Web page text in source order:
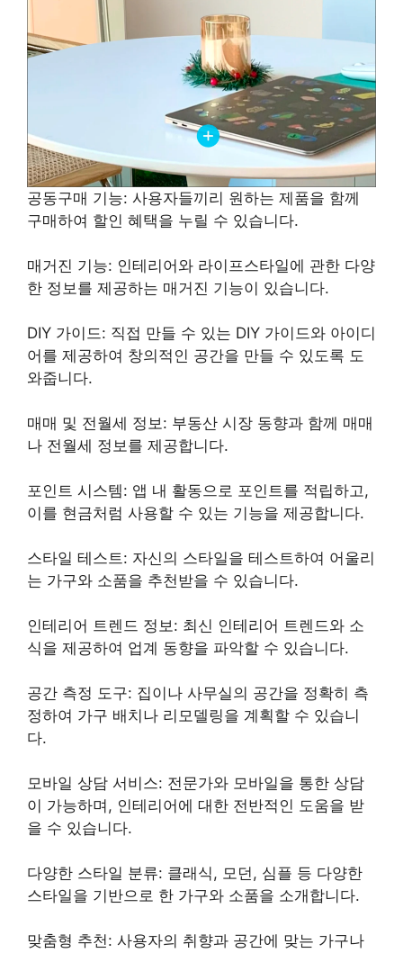
공동구매 기능: 사용자들끼리 원하는 제품을 함께
구매하여 할인 혜택을 누릴 수 있습니다.
매거진 기능: 인테리어와 라이프스타일에 관한 다양
한 정보를 제공하는 매거진 기능이 있습니다.
DIY 가이드: 직접 만들 수 있는 DIY 가이드와 아이디
어를 제공하여 창의적인 공간을 만들 수 있도록 도
와줍니다.
매매 및 전월세 정보: 부동산 시장 동향과 함께 매매
나 전월세 정보를 제공합니다.
포인트 시스템: 앱 내 활동으로 포인트를 적립하고,
이를 현금처럼 사용할 수 있는 기능을 제공합니다.
스타일 테스트: 자신의 스타일을 테스트하여 어울리
는 가구와 소품을 추천받을 수 있습니다.
인테리어 트렌드 정보: 최신 인테리어 트렌드와 소
식을 제공하여 업계 동향을 파악할 수 있습니다.
공간 측정 도구: 집이나 사무실의 공간을 정확히 측
정하여 가구 배치나 리모델링을 계획할 수 있습니
다.
모바일 상담 서비스: 전문가와 모바일을 통한 상담
이 가능하며, 인테리어에 대한 전반적인 도움을 받
을 수 있습니다.
다양한 스타일 분류: 클래식, 모던, 심플 등 다양한
스타일을 기반으로 한 가구와 소품을 소개합니다.
맞춤형 추천: 사용자의 취향과 공간에 맞는 가구나